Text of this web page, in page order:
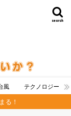
search
風 テクノロジー
る！